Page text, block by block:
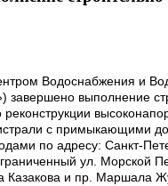
Водоснабжения и
выполнение
с примыкающими
по адресу: Санкт-
ул. Морской
Казакова и пр. Маршала